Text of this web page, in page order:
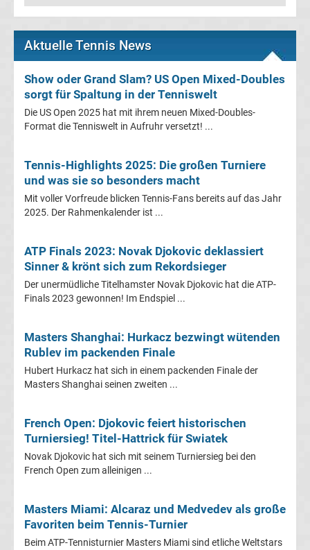
Liga
Tabelle
DFB-
Pokal
Champions
League
Tabelle
Champions
Ergebnisse
Europa
League
Tabelle
League
Aktuelle Tennis News
Show oder Grand Slam? US Open Mixed-Doubles
sorgt für Spaltung in der Tenniswelt
Die US Open 2025 hat mit ihrem neuen Mixed-Doubles-
Format die Tenniswelt in Aufruhr versetzt! ...
Tennis-Highlights 2025: Die großen Turniere
und was sie so besonders macht
Mit voller Vorfreude blicken Tennis-Fans bereits auf das Jahr
2025. Der Rahmenkalender ist ...
ATP Finals 2023: Novak Djokovic deklassiert
Sinner & krönt sich zum Rekordsieger
Der unermüdliche Titelhamster Novak Djokovic hat die ATP-
Finals 2023 gewonnen! Im Endspiel ...
Masters Shanghai: Hurkacz bezwingt wütenden
Rublev im packenden Finale
Hubert Hurkacz hat sich in einem packenden Finale der
Masters Shanghai seinen zweiten ...
French Open: Djokovic feiert historischen
Turniersieg! Titel-Hattrick für Swiatek
Novak Djokovic hat sich mit seinem Turniersieg bei den
French Open zum alleinigen ...
Masters Miami: Alcaraz und Medvedev als große
Favoriten beim Tennis-Turnier
Beim ATP-Tennisturnier Masters Miami sind etliche Weltstars